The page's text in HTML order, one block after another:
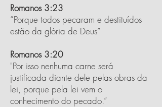
Romanos 3:23
“Porque todos pecaram e destituídos
estão da glória de Deus”
Romanos 3:20
"Por isso nenhuma carne será
justificada diante dele pelas obras da
lei, porque pela lei vem o
conhecimento do pecado.”